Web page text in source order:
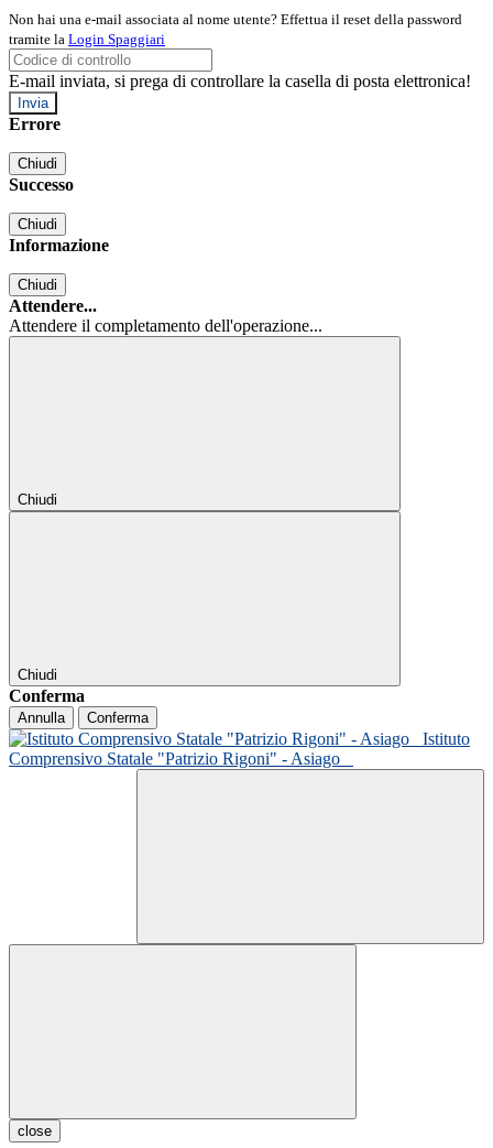
Non hai una e-mail associata al nome utente? Effettua il reset della password
tramite la Login Spaggiari
E-mail inviata, si prega di controllare la casella di posta elettronica!
Errore
Chiudi
Successo
Chiudi
Informazione
Chiudi
Attendere...
Attendere il completamento dell'operazione...
Chiudi
Chiudi
Conferma
Annulla Conferma
Istituto
Comprensivo Statale "Patrizio Rigoni" - Asiago
close